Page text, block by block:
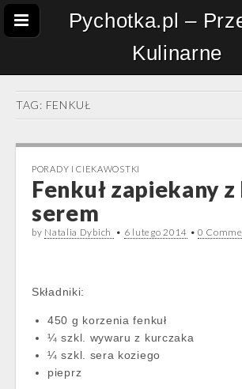
Pychotka.pl –
Kulinarne
TAG: FENKUŁ
PORADY I CIEKAWOSTKI
Fenkuł zapiekany
serem
by Natalia Dybich • 6 lutego 2014 • 0
Składniki:
450 g korzenia fenkuł
¼ szkl. wywaru z kurczaka
¼ szkl. sera koziego
pieprz